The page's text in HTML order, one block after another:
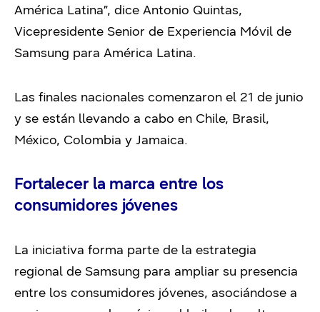
América Latina”, dice Antonio Quintas,
Vicepresidente Senior de Experiencia Móvil de
Samsung para América Latina.
Las finales nacionales comenzaron el 21 de junio
y se están llevando a cabo en Chile, Brasil,
México, Colombia y Jamaica.
Fortalecer la marca entre los
consumidores jóvenes
La iniciativa forma parte de la estrategia
regional de Samsung para ampliar su presencia
entre los consumidores jóvenes, asociándose a